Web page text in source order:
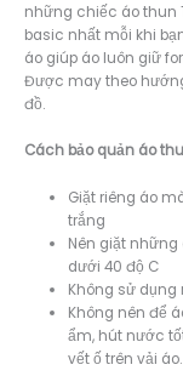
những chiếc áo thun
basic nhất mỗi khi
áo giúp áo luôn giữ
Được may theo
đồ.
Cách bảo quản áo
Giặt riêng áo
trắng
Nên giặt
dưới 40 độ C
Không sử
Không nên để
ẩm, hút nước
vết ố trên vải áo.